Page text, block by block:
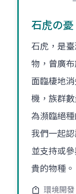
石虎の憂
石虎，是
物，曾廣
面臨棲地
機，族群
為瀕臨絕
我們一起
並支持或
貴的物種。
環境開發